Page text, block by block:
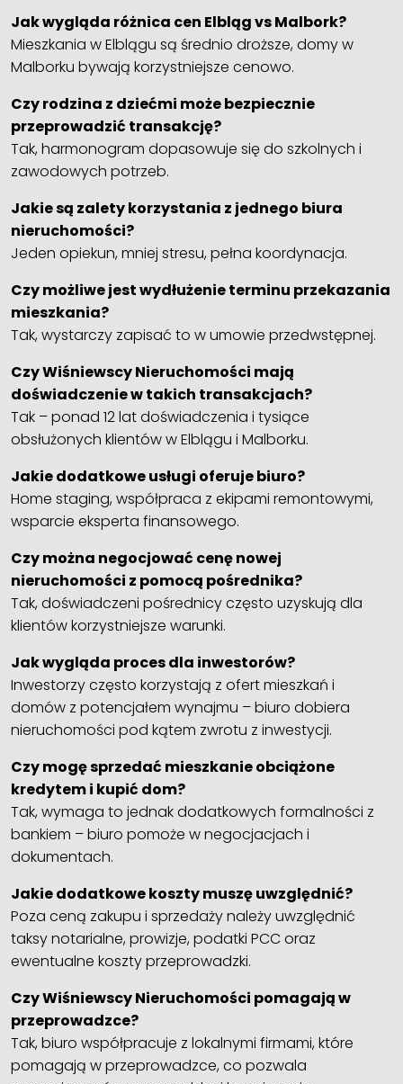
Jak wygląda różnica cen Elbląg vs Malbork?
Mieszkania w Elblągu są średnio droższe, domy w
Malborku bywają korzystniejsze cenowo.
Czy rodzina z dziećmi może bezpiecznie
przeprowadzić transakcję?
Tak, harmonogram dopasowuje się do szkolnych i
zawodowych potrzeb.
Jakie są zalety korzystania z jednego biura
nieruchomości?
Jeden opiekun, mniej stresu, pełna koordynacja.
Czy możliwe jest wydłużenie terminu przekazania
mieszkania?
Tak, wystarczy zapisać to w umowie przedwstępnej.
Czy Wiśniewscy Nieruchomości mają
doświadczenie w takich transakcjach?
Tak – ponad 12 lat doświadczenia i tysiące
obsłużonych klientów w Elblągu i Malborku.
Jakie dodatkowe usługi oferuje biuro?
Home staging, współpraca z ekipami remontowymi,
wsparcie eksperta finansowego.
Czy można negocjować cenę nowej
nieruchomości z pomocą pośrednika?
Tak, doświadczeni pośrednicy często uzyskują dla
klientów korzystniejsze warunki.
Jak wygląda proces dla inwestorów?
Inwestorzy często korzystają z ofert mieszkań i
domów z potencjałem wynajmu – biuro dobiera
nieruchomości pod kątem zwrotu z inwestycji.
Czy mogę sprzedać mieszkanie obciążone
kredytem i kupić dom?
Tak, wymaga to jednak dodatkowych formalności z
bankiem – biuro pomoże w negocjacjach i
dokumentach.
Jakie dodatkowe koszty muszę uwzględnić?
Poza ceną zakupu i sprzedaży należy uwzględnić
taksy notarialne, prowizje, podatki PCC oraz
ewentualne koszty przeprowadzki.
Czy Wiśniewscy Nieruchomości pomagają w
przeprowadzce?
Tak, biuro współpracuje z lokalnymi firmami, które
pomagają w przeprowadzce, co pozwala